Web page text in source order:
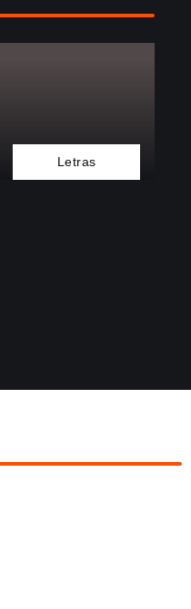
Letras